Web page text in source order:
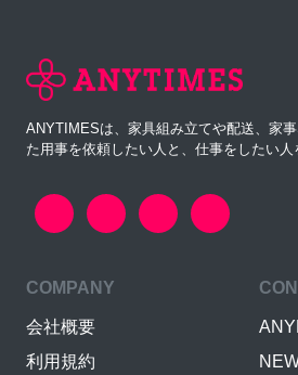
ANYTIMESは、家具組み立てや配送、家
た用事を依頼したい人と、仕事をしたい人
COMPANY
会社概要
利用規約